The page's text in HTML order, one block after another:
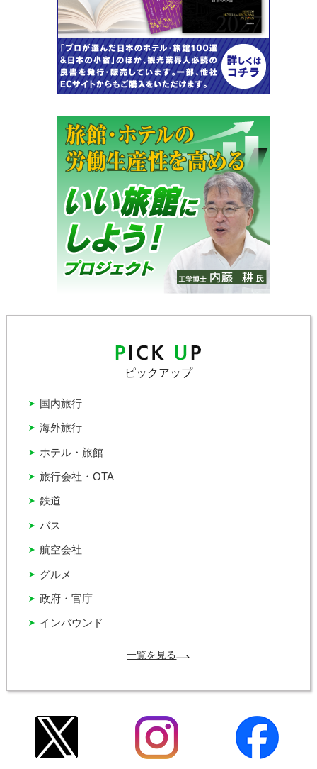
ピックアップ
インバウンド
グルメ
バス
ホテル・旅館
国内旅行
政府・官庁
旅行会社・OTA
海外旅行
航空会社
鉄道
一覧を見る